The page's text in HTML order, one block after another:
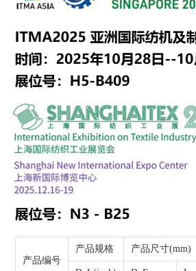
J-013 40''X21''
先进设备和生产技术
产品编号
产品规格 产品尺寸(mm)